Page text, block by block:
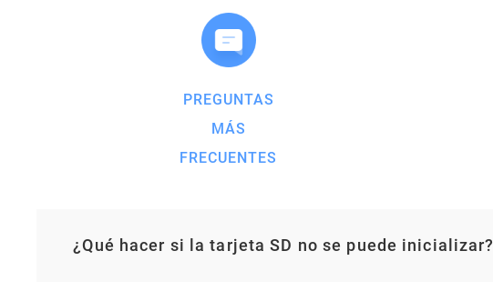
PREGUNTAS
MÁS
FRECUENTES
¿Qué hacer si la tarjeta SD no se puede inicializar?